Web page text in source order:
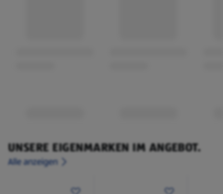
UNSERE EIGENMARKEN IM ANGEBOT.
Alle anzeigen